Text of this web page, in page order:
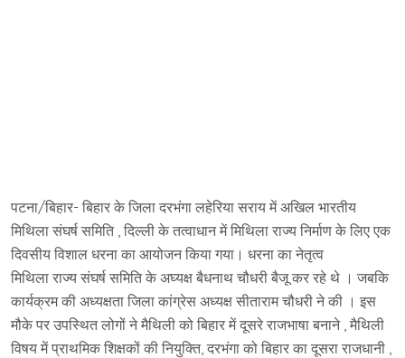
पटना/बिहार- बिहार के जिला दरभंगा लहेरिया सराय में अखिल भारतीय
मिथिला संघर्ष समिति , दिल्ली के तत्वाधान में मिथिला राज्य निर्माण के लिए एक
दिवसीय विशाल धरना का आयोजन किया गया। धरना का नेतृत्व
मिथिला राज्य संघर्ष समिति के अघ्यक्ष बैधनाथ चौधरी बैजू कर रहे थे । जबकि
कार्यक्रम की अध्यक्षता जिला कांग्रेस अध्यक्ष सीताराम चौधरी ने की । इस
मौके पर उपस्थित लोगों ने मैथिली को बिहार में दूसरे राजभाषा बनाने , मैथिली
विषय में प्राथमिक शिक्षकों की नियुक्ति, दरभंगा को बिहार का दूसरा राजधानी ,